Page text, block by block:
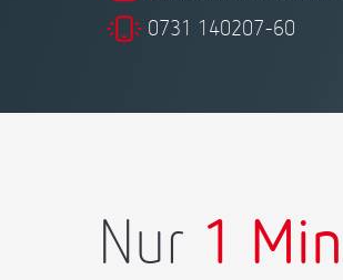
0731 140207-60
Nur 1